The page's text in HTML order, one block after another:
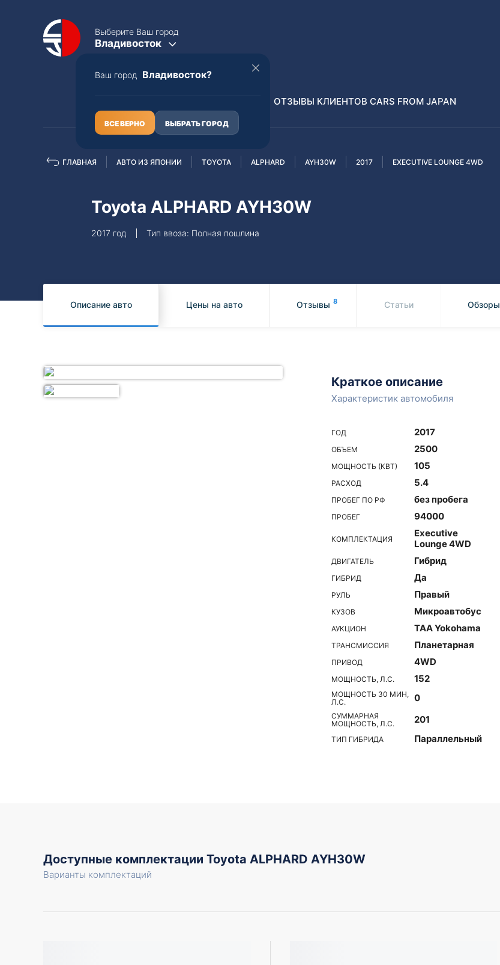
Выберите Ваш город
Владивосток
Ваш город Владивосток?
ВСЕ ВЕРНО ВЫБРАТЬ ГОРОД
Полная пошлина
Subaru
Распилы и конструкторы
ОТЗЫВЫ КЛИЕНТОВ CARS FROM JAPAN
ГЛАВНАЯ АВТО ИЗ ЯПОНИИ TOYOTA ALPHARD AYH30W 2017 EXECUTIVE LOUNGE 4WD
Toyota ALPHARD AYH30W
2017 год Тип ввоза: Полная пошлина
Описание авто Цены на авто Отзывы 8 Статьи Обзоры
Краткое описание
Характеристик автомобиля
ГОД 2017
ОБЪЕМ 2500
МОЩНОСТЬ (КВТ) 105
РАСХОД 5.4
ПРОБЕГ ПО РФ без пробега
ПРОБЕГ 94000
КОМПЛЕКТАЦИЯ
Executive
Lounge 4WD
ДВИГАТЕЛЬ Гибрид
ГИБРИД Да
РУЛЬ Правый
КУЗОВ Микроавтобус
АУКЦИОН TAA Yokohama
ТРАНСМИССИЯ Планетарная
ПРИВОД 4WD
МОЩНОСТЬ, Л.С. 152
МОЩНОСТЬ 30 МИН,
Л.С.
0
СУММАРНАЯ
МОЩНОСТЬ, Л.С.
201
ТИП ГИБРИДА Параллельный
Доступные комплектации Toyota ALPHARD AYH30W
Варианты комплектаций